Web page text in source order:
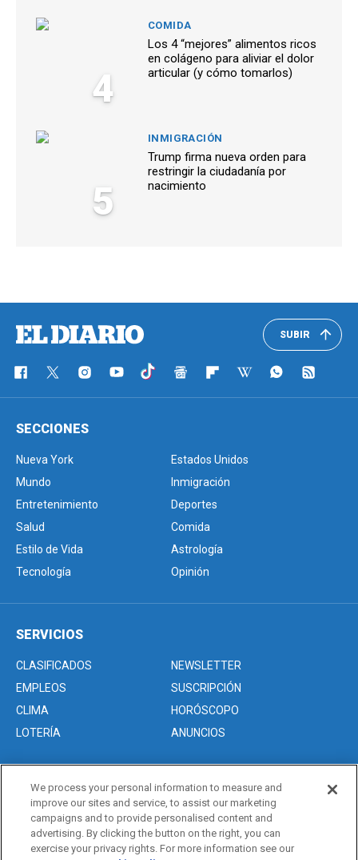
4
COMIDA
Los 4 “mejores” alimentos ricos
en colágeno para aliviar el dolor
articular (y cómo tomarlos)
5
INMIGRACIÓN
Trump firma nueva orden para
restringir la ciudadanía por
nacimiento
SUBIR
SECCIONES
Nueva York
Estados Unidos
Mundo
Inmigración
Entretenimiento
Deportes
Salud
Comida
Estilo de Vida
Astrología
Tecnología
Opinión
SERVICIOS
CLASIFICADOS
NEWSLETTER
EMPLEOS
SUSCRIPCIÓN
CLIMA
HORÓSCOPO
LOTERÍA
ANUNCIOS
Acerca de nosotros
Advertise with Us/Anuncios
Politica de Privacidad
We process your personal information to measure and
improve our sites and service, to assist our marketing
campaigns and to provide personalised content and
advertising. By clicking the button on the right, you can
exercise your privacy rights. For more information see our